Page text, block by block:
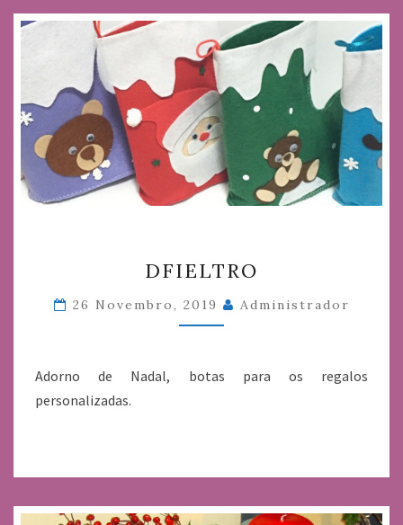
DFIELTRO
26 Novembro, 2019 Administrador
Adorno de Nadal, botas para os regalos
personalizadas.